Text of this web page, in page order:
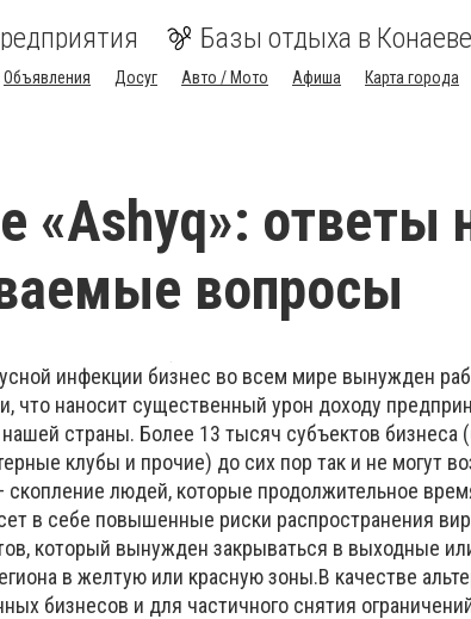
Базы отдыха в Конаеве
Объявления Досуг Авто / Мото Афиша Карта города
«Ashyq»: ответы
вопросы
инфекции бизнес во всем мире вынужден
что наносит существенный урон доходу
страны. Более 13 тысяч субъектов бизнеса
клубы и прочие) до сих пор так и не могут
скопление людей, которые продолжительное
в себе повышенные риски распространения
который вынужден закрываться в выходные
в желтую или красную зоны.В качестве
бизнесов и для частичного снятия